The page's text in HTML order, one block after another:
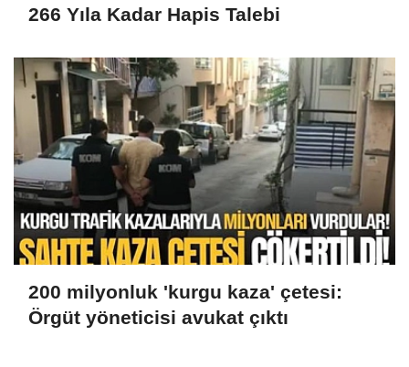
266 Yıla Kadar Hapis Talebi
200 milyonluk 'kurgu kaza' çetesi:
Örgüt yöneticisi avukat çıktı